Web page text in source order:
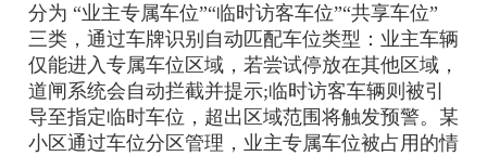
分为 “业主专属车位”“临时访客车位”“共享车位”
三类，通过车牌识别自动匹配车位类型：业主车辆
仅能进入专属车位区域，若尝试停放在其他区域，
道闸系统会自动拦截并提示;临时访客车辆则被引
导至指定临时车位，超出区域范围将触发预警。某
小区通过车位分区管理，业主专属车位被占用的情